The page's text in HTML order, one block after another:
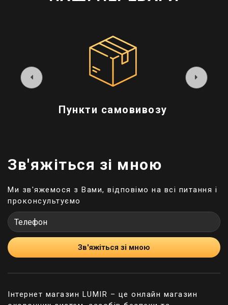
Пункти самовивозу
Зв'яжіться зі мною
Ми зв'яжемося з Вами, відповімо на всі питання і
проконсультуємо
Зв'яжіться зі мною
Інтернет магазин LUMIR – це онлайн магазин